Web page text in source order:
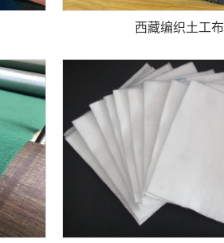
西藏编织土工布